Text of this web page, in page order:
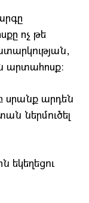
ոչ թե
արտահոսք։
սրանք արդեն
ներմուծել
եկեղեցու